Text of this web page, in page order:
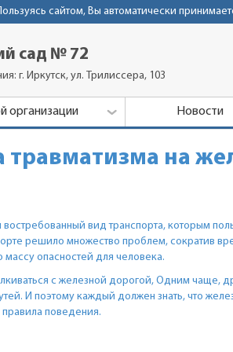
сайтом, Вы автоматически
сад № 72
г. Иркутск, ул. Трилиссера, 103
организации Новости
на
вид транспорта, которым
решило множество проблем, сократив
опасностей для человека.
с железной дорогой, Одним чаще,
И поэтому каждый должен знать, что
поведения.